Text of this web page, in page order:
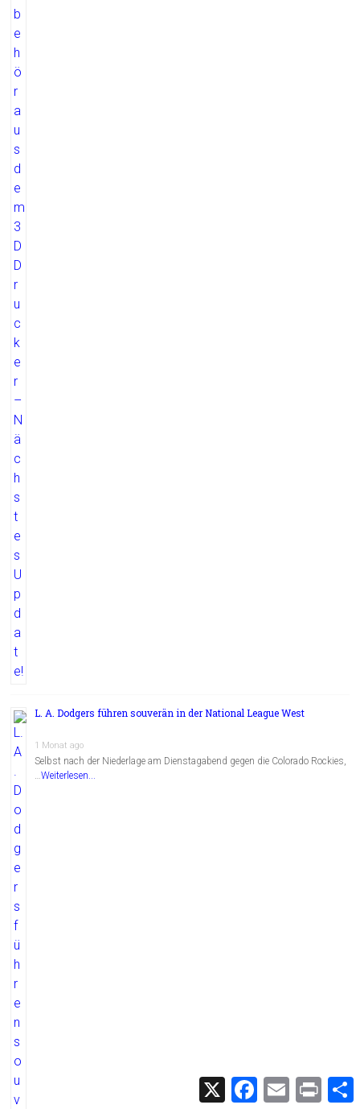
L. A. Dodgers führen souverän in der National League West
1 Monat ago
Selbst nach der Niederlage am Dienstagabend gegen die Colorado Rockies,
…Weiterlesen...
X
F
E
m
P